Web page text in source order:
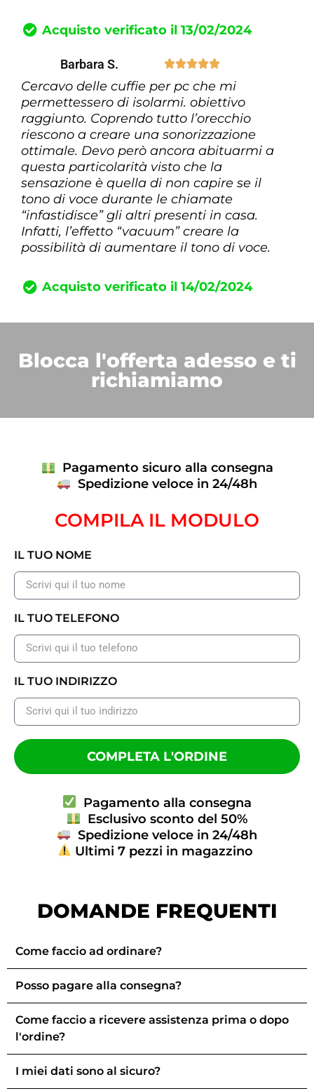
Acquisto verificato il 13/02/2024
Barbara S. 
Cercavo delle cuffie per pc che mi
permettessero di isolarmi. obiettivo
raggiunto. Coprendo tutto l’orecchio
riescono a creare una sonorizzazione
ottimale. Devo però ancora abituarmi a
questa particolarità visto che la
sensazione è quella di non capire se il
tono di voce durante le chiamate
“infastidisce” gli altri presenti in casa.
Infatti, l’effetto “vacuum” creare la
possibilità di aumentare il tono di voce.
Acquisto verificato il 14/02/2024
Blocca l'offerta adesso e ti
richiamiamo
Pagamento sicuro alla consegna
Spedizione veloce in 24/48h
COMPILA IL MODULO
IL TUO NOME
IL TUO TELEFONO
IL TUO INDIRIZZO
COMPLETA L'ORDINE
Pagamento alla consegna
Esclusivo sconto del 50%
Spedizione veloce in 24/48h
Ultimi 7 pezzi in magazzino
DOMANDE FREQUENTI
Come faccio ad ordinare?
Posso pagare alla consegna?
Come faccio a ricevere assistenza prima o dopo
l'ordine?
I miei dati sono al sicuro?